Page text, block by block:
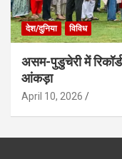
देश/दुनिया विविध
असम-पुडुचेरी में
आंकड़ा
April 10, 2026